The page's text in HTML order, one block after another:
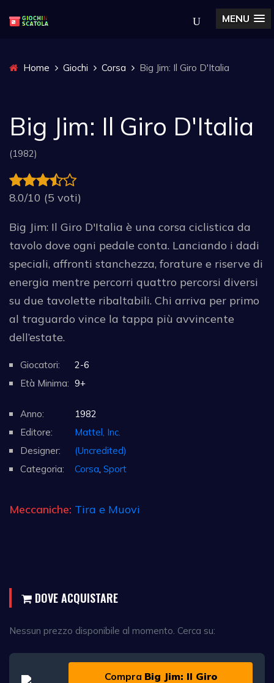
MENU
Home Giochi Corsa Big Jim: Il Giro D'Italia
Big Jim: Il Giro D'Italia
(1982)
8.0/10 (5 voti)
Big Jim: Il Giro D'Italia è una corsa ciclistica da
tavolo dove ogni pedale conta. Lanciando i dadi
speciali, affronti stanchezza, forature e riserve di
energia mentre percorri quattro percorsi diversi
su due tavolette ribaltabili. Chi arriva per primo
al traguardo vince la tappa più avvincente
dell’estate.
Giocatori:
2-6
Età Minima: 9+
Anno:
1982
Editore:
Mattel, Inc.
Designer:
(Uncredited)
Categoria:
Corsa Sport
Meccaniche: Tira e Muovi
DOVE ACQUISTARE
Nessun prezzo disponibile al momento. Cerca su:
Compra Big Jim: Il Giro